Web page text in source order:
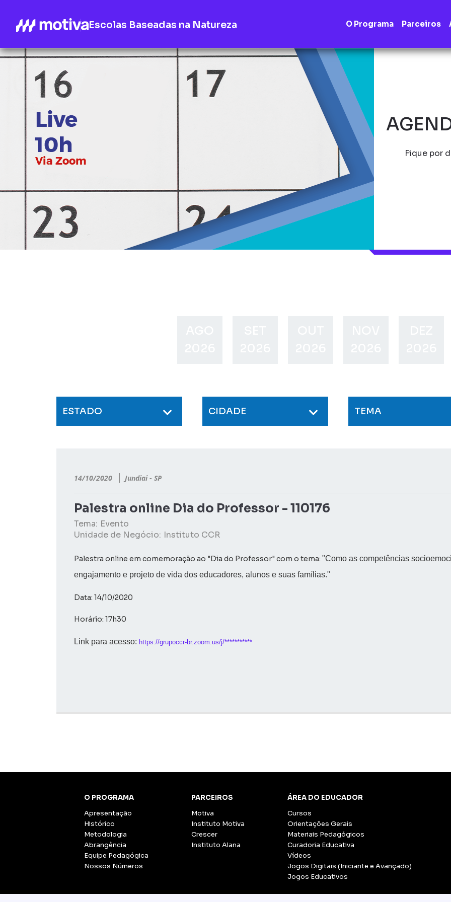
Escolas Baseadas na Natureza O Programa Parceiros
Fique por
ESTADO CIDADE TEMA
14/10/2020 Jundiai - SP
Palestra online Dia do Professor - 110176
Tema: Evento
Unidade de Negócio: Instituto CCR
Palestra online em comemoração ao "Dia do Professor" com o tema: "Como as competências
engajamento e projeto de vida dos educadores, alunos e suas famílias."
Data: 14/10/2020
Horário: 17h30
Link para acesso: https://grupoccr-br.zoom.us/j/***********
O PROGRAMA
Apresentação
Histórico
Metodologia
Abrangência
Equipe Pedagógica
Nossos Números
PARCEIROS
Motiva
Instituto Motiva
Crescer
Instituto Alana
ÁREA DO EDUCADOR
Cursos
Orientações Gerais
Materiais Pedagógicos
Curadoria Educativa
Vídeos
Jogos Digitais (Iniciante e Avançado)
Jogos Educativos